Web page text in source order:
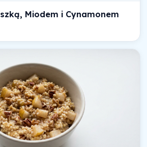
Miodem i Cynamonem